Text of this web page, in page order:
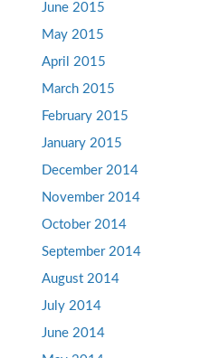
June 2015
May 2015
April 2015
March 2015
February 2015
January 2015
December 2014
November 2014
October 2014
September 2014
August 2014
July 2014
June 2014